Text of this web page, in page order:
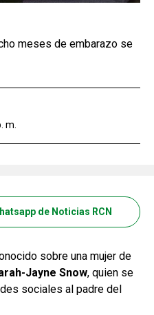
meses de embarazo se
m.
de Noticias RCN
sobre una mujer de
Jayne Snow, quien se
sociales al padre del